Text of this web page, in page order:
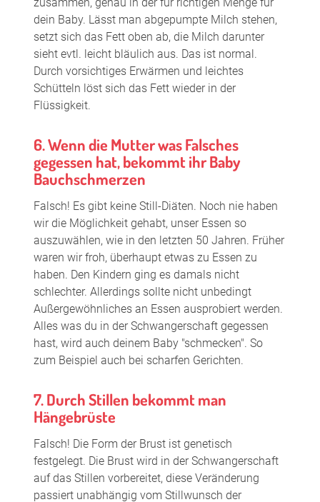
dein Baby. Lässt man abgepumpte Milch stehen,
setzt sich das Fett oben ab, die Milch darunter
sieht evtl. leicht bläulich aus. Das ist normal.
Durch vorsichtiges Erwärmen und leichtes
Schütteln löst sich das Fett wieder in der
Flüssigkeit.
6. Wenn die Mutter was Falsches
gegessen hat, bekommt ihr Baby
Bauchschmerzen
Falsch! Es gibt keine Still-Diäten. Noch nie haben
wir die Möglichkeit gehabt, unser Essen so
auszuwählen, wie in den letzten 50 Jahren. Früher
waren wir froh, überhaupt etwas zu Essen zu
haben. Den Kindern ging es damals nicht
schlechter. Allerdings sollte nicht unbedingt
Außergewöhnliches an Essen ausprobiert werden.
Alles was du in der Schwangerschaft gegessen
hast, wird auch deinem Baby "schmecken". So
zum Beispiel auch bei scharfen Gerichten.
7. Durch Stillen bekommt man
Hängebrüste
Falsch! Die Form der Brust ist genetisch
festgelegt. Die Brust wird in der Schwangerschaft
auf das Stillen vorbereitet, diese Veränderung
passiert unabhängig vom Stillwunsch der